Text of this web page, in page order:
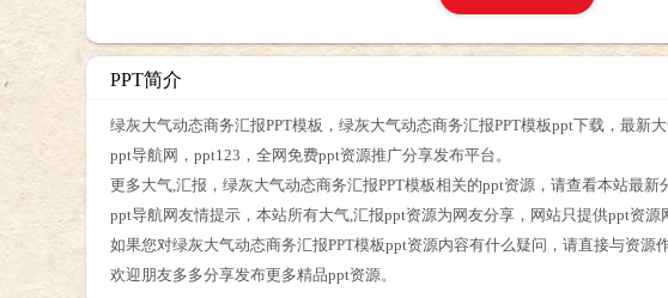
PPT简介
绿灰大气动态商务汇报PPT模板，绿灰大气动态商务汇报PPT模板ppt下载，最新
ppt导航网，ppt123，全网免费ppt资源推广分享发布平台。
更多大气,汇报，绿灰大气动态商务汇报PPT模板相关的ppt资源，请查看本站最新
ppt导航网友情提示，本站所有大气,汇报ppt资源为网友分享，网站只提供ppt资源
如果您对绿灰大气动态商务汇报PPT模板ppt资源内容有什么疑问，请直接与资源作
欢迎朋友多多分享发布更多精品ppt资源。